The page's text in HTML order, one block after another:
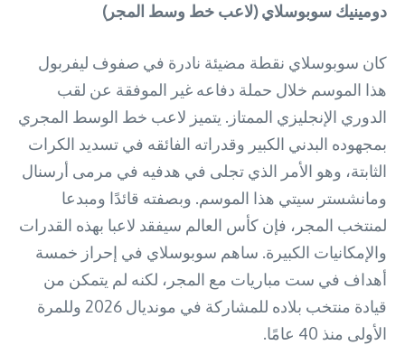
دومينيك سوبوسلاي (لاعب خط وسط المجر)
كان سوبوسلاي نقطة مضيئة نادرة في صفوف ليفربول
هذا الموسم خلال حملة دفاعه غير الموفقة عن لقب
الدوري الإنجليزي الممتاز. يتميز لاعب خط الوسط المجري
بمجهوده البدني الكبير وقدراته الفائقه في تسديد الكرات
الثابتة، وهو الأمر الذي تجلى في هدفيه في مرمى أرسنال
ومانشستر سيتي هذا الموسم. وبصفته قائدًا ومبدعا
لمنتخب المجر، فإن كأس العالم سيفقد لاعبا بهذه القدرات
والإمكانيات الكبيرة. ساهم سوبوسلاي في إحراز خمسة
أهداف في ست مباريات مع المجر، لكنه لم يتمكن من
قيادة منتخب بلاده للمشاركة في مونديال 2026 وللمرة
الأولى منذ 40 عامًا.